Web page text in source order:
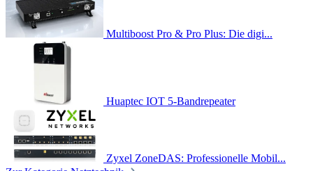
Multiboost Pro & Pro Plus: Die digi...
Huaptec IOT 5-Bandrepeater
Zyxel ZoneDAS: Professionelle Mobil...